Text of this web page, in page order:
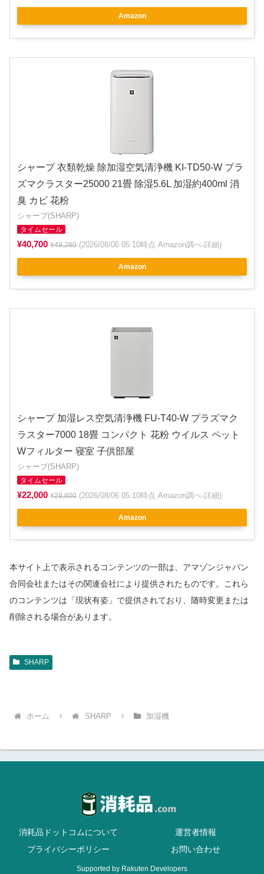
Amazon
シャープ 衣類乾燥 除加湿空気清浄機 KI-TD50-W プラ
ズマクラスター25000 21畳 除湿5.6L 加湿約400ml 消
臭 カビ 花粉
シャープ(SHARP)
タイムセール
¥40,700 ¥49,280 (2026/08/06 05:10時点 Amazon調べ-詳細)
Amazon
シャープ 加湿レス空気清浄機 FU-T40-W プラズマク
ラスター7000 18畳 コンパクト 花粉 ウイルス ペット
Wフィルター 寝室 子供部屋
シャープ(SHARP)
タイムセール
¥22,000 ¥29,800 (2026/08/06 05:10時点 Amazon調べ-詳細)
Amazon
本サイト上で表示されるコンテンツの一部は、アマゾンジャパン
合同会社またはその関連会社により提供されたものです。これら
のコンテンツは「現状有姿」で提供されており、随時変更または
削除される場合があります。
SHARP
ホーム SHARP 加湿機
消耗品ドットコムについて
運営者情報
プライバシーポリシー
お問い合わせ
Supported by Rakuten Developers